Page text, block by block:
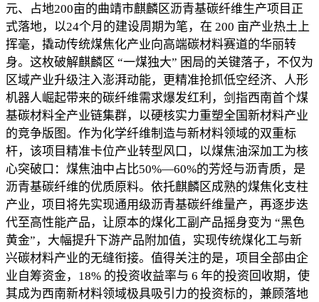
元、占地200亩的曲靖市麒麟区沥青基碳纤维生产项目正
式落地，以24个月的建设周期为笔，在 200 亩产业热土上
挥毫，撬动传统煤焦化产业向高端碳材料赛道的华丽转
身。这枚破解麒麟区 “一煤独大” 困局的关键落子，不仅为
区域产业升级注入澎湃动能，更精准抢抓低空经济、人形
机器人崛起带来的碳纤维需求爆发红利，剑指西南首个煤
基碳材料全产业链集群，以硬核实力重塑全国新材料产业
的竞争版图。作为化学纤维制造与新材料领域的双重标
杆，该项目精准卡位产业转型风口，以煤焦油深加工为核
心突破口：煤焦油中占比50%—60%的芳烃与沥青质，是
沥青基碳纤维的优质原料。依托麒麟区成熟的煤焦化支柱
产业，项目将先实现通用级沥青基碳纤维量产，再逐步迭
代至高性能产品，让原本的煤化工副产品摇身变为 “黑色
黄金”，大幅提升下游产品附加值，实现传统煤化工与新
兴碳材料产业的无缝衔接。值得关注的是，项目全部由企
业自筹资金，18% 的投资收益率与 6 年的投资回收期，使
其成为西南新材料领域极具吸引力的投资标的，兼顾落地